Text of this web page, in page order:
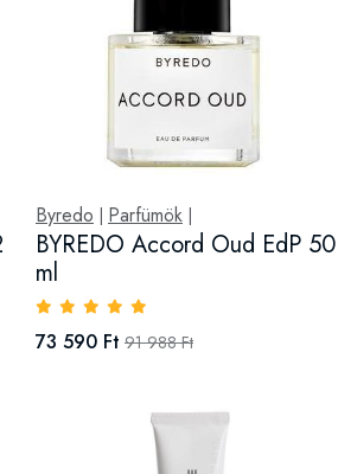
Byredo Parfümök|
BYREDO Accord Oud EdP 50
ml
73 590 Ft 91 988 Ft